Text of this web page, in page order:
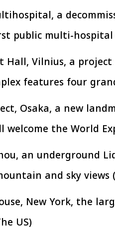
a
public multi-
Hall, Vilnius, a
features four
Osaka, a new
welcome the World
an underground
and sky views
New York, the
US)
الإجراءات الخاصة
الرئاسية بطرح وحدات
بالإيجار للمواطنين
30 مارس 2026 04:40 م